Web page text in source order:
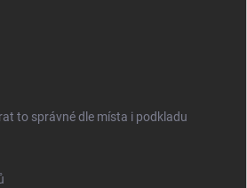
to správné dle místa i podkladu